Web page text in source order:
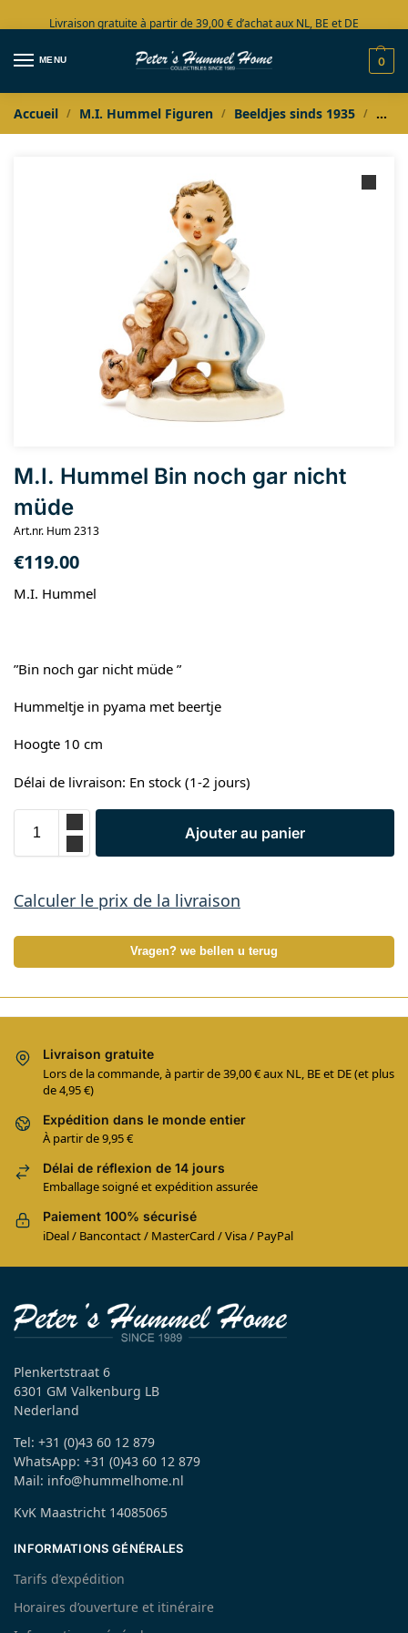
Livraison gratuite à partir de 39,00 € d’achat aux NL, BE et DE
Grand choix en stock
MENU 0
Accueil / M.I. Hummel Figuren / Beeldjes sinds 1935 / M.I.
M.I. Hummel Bin noch gar nicht
müde
Art.nr. Hum 2313
€119.00
M.I. Hummel
”Bin noch gar nicht müde ”
Hummeltje in pyama met beertje
Hoogte 10 cm
Délai de livraison: En stock (1-2 jours)
Ajouter au panier
Calculer le prix de la livraison
Vragen? we bellen u terug
Livraison gratuite
Lors de la commande, à partir de 39,00 € aux NL, BE et DE (et plus
de 4,95 €)
Expédition dans le monde entier
À partir de 9,95 €
Délai de réflexion de 14 jours
Emballage soigné et expédition assurée
Paiement 100% sécurisé
iDeal / Bancontact / MasterCard / Visa / PayPal
Plenkertstraat 6
6301 GM Valkenburg LB
Nederland
Tel: +31 (0)43 60 12 879
WhatsApp: +31 (0)43 60 12 879
Mail: info@hummelhome.nl
KvK Maastricht 14085065
INFORMATIONS GÉNÉRALES
Tarifs d’expédition
Horaires d’ouverture et itinéraire